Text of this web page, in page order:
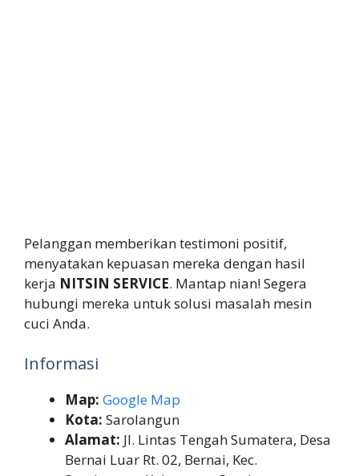
Pelanggan memberikan testimoni positif,
menyatakan kepuasan mereka dengan hasil
kerja NITSIN SERVICE. Mantap nian! Segera
hubungi mereka untuk solusi masalah mesin
cuci Anda.
Informasi
Map: Google Map
Kota: Sarolangun
Alamat: Jl. Lintas Tengah Sumatera, Desa
Bernai Luar Rt. 02, Bernai, Kec.